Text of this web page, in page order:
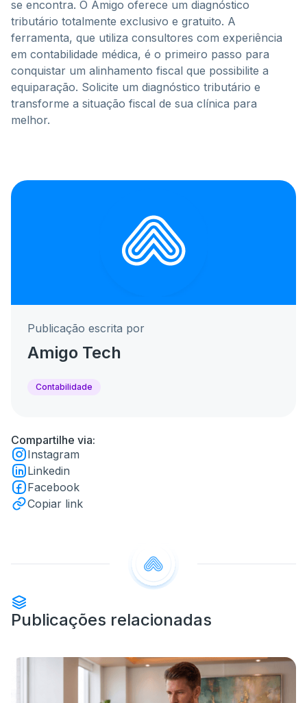
se encontra. O Amigo oferece um diagnóstico
tributário totalmente exclusivo e gratuito. A
ferramenta, que utiliza consultores com experiência
em contabilidade médica, é o primeiro passo para
conquistar um alinhamento fiscal que possibilite a
equiparação. Solicite um diagnóstico tributário e
transforme a situação fiscal de sua clínica para
melhor.
Publicação escrita por
Amigo Tech
Contabilidade
Compartilhe via:
Instagram
Linkedin
Facebook
Copiar link
Publicações relacionadas